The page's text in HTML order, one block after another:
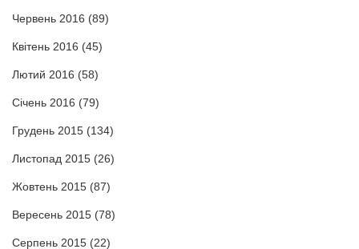
Червень 2016 (89)
Квітень 2016 (45)
Лютий 2016 (58)
Січень 2016 (79)
Грудень 2015 (134)
Листопад 2015 (26)
Жовтень 2015 (87)
Вересень 2015 (78)
Серпень 2015 (22)